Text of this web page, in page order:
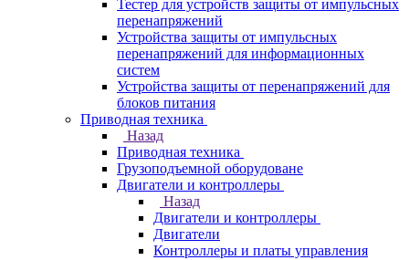
Тестер для устройств защиты от импульсных
перенапряжений
Устройства защиты от импульсных
перенапряжений для информационных
систем
Устройства защиты от перенапряжений для
блоков питания
Приводная техника
Назад
Приводная техника
Грузоподъемной оборудоване
Двигатели и контроллеры
Назад
Двигатели и контроллеры
Двигатели
Контроллеры и платы управления